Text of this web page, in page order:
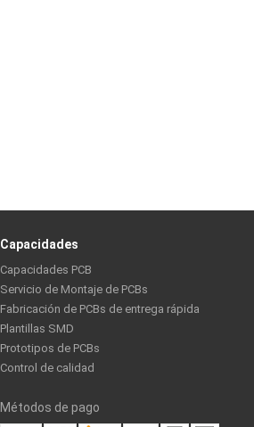
Capacidades
Capacidades PCB
Servicio de Montaje de PCBs
Fabricación de PCBs de entrega rápida
Plantillas SMD
Prototipos de PCBs
Control de calidad
Métodos de pago